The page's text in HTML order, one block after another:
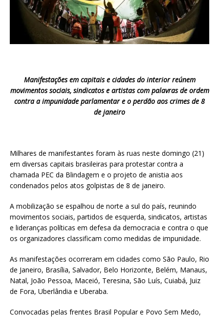
Manifestações em capitais e cidades do interior reúnem
movimentos sociais, sindicatos e artistas com palavras de ordem
contra a impunidade parlamentar e o perdão aos crimes de 8
de janeiro
Milhares de manifestantes foram às ruas neste domingo (21)
em diversas capitais brasileiras para protestar contra a
chamada PEC da Blindagem e o projeto de anistia aos
condenados pelos atos golpistas de 8 de janeiro.
A mobilização se espalhou de norte a sul do país, reunindo
movimentos sociais, partidos de esquerda, sindicatos, artistas
e lideranças políticas em defesa da democracia e contra o que
os organizadores classificam como medidas de impunidade.
As manifestações ocorreram em cidades como São Paulo, Rio
de Janeiro, Brasília, Salvador, Belo Horizonte, Belém, Manaus,
Natal, João Pessoa, Maceió, Teresina, São Luís, Cuiabá, Juiz
de Fora, Uberlândia e Uberaba.
Convocadas pelas frentes Brasil Popular e Povo Sem Medo,